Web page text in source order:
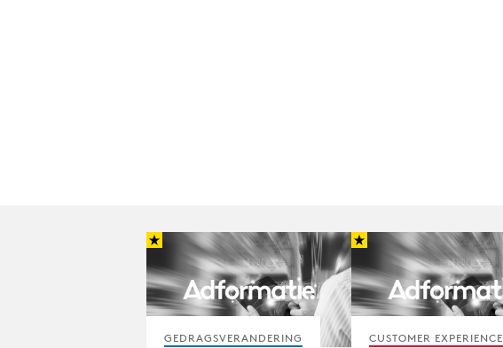
GEDRAGSVERANDERING CUSTOMER EXPERIENCE